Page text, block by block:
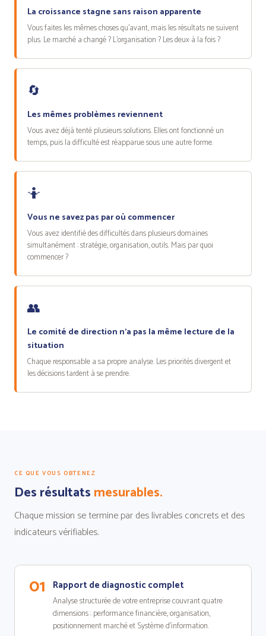
La croissance stagne sans raison apparente
Vous faites les mêmes choses qu'avant, mais les résultats ne suivent
plus. Le marché a changé ? L'organisation ? Les deux à la fois ?
🔄
Les mêmes problèmes reviennent
Vous avez déjà tenté plusieurs solutions. Elles ont fonctionné un
temps, puis la difficulté est réapparue sous une autre forme.
🤷
Vous ne savez pas par où commencer
Vous avez identifié des difficultés dans plusieurs domaines
simultanément : stratégie, organisation, outils. Mais par quoi
commencer ?
👥
Le comité de direction n'a pas la même lecture de la
situation
Chaque responsable a sa propre analyse. Les priorités divergent et
les décisions tardent à se prendre.
CE QUE VOUS OBTENEZ
Des résultatsmesurables.
Chaque mission se termine par des livrables concrets et des
indicateurs vérifiables.
01 Rapport de diagnostic complet
Analyse structurée de votre entreprise couvrant quatre
dimensions : performance financière, organisation,
positionnement marché et Système d'information.